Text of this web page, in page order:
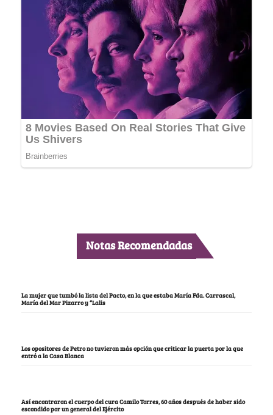
Notas Recomendadas
La mujer que tumbó la lista del Pacto, en la que estaba María Fda. Carrascal,
María del Mar Pizarro y “Lalis
Los opositores de Petro no tuvieron más opción que criticar la puerta por la que
entró a la Casa Blanca
Así encontraron el cuerpo del cura Camilo Torres, 60 años después de haber sido
escondido por un general del Ejército